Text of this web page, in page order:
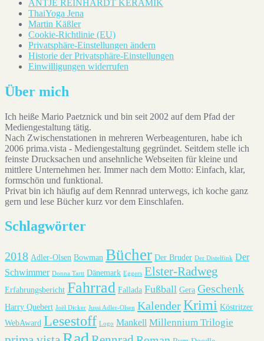
ANTJE REINHARDT KERAMIK
ThaiYoga Jena
Martin Käßler
Cookie-Richtlinie (EU)
Privatsphäre-Einstellungen ändern
Historie der Privatsphäre-Einstellungen
Einwilligungen widerrufen
Über mich
Ich heiße Mario Paetznick und bin seit 2002 auf dem Pfad der
Mediengestaltung tätig.
Nach Zwischenstationen in mehreren Werbeagenturen, habe ich
2006 prima.vista - Mediengestaltung gegründet. Seitdem stelle ich
feinste Drucksachen und ansehnliche Webseiten für kleine und
mittlere Unternehmen her. Immer nach dem Motto: Einfach, klar,
formschön und funktional.
Privat bin ich häufig auf dem Rennrad unterwegs, ich koche ganz
gern und lese Bücher kurz vor dem Einschlafen.
Schlagwörter
2018 Adler-Olsen Bowman Bücher Der Bruder Der Distelfink Der
Schwimmer Donna Tartt Dänemark Eggers Elster-Radweg
Erfahrungsbericht Fahrrad Fallada Fußball Gera Geschenk
Harry Quebert Joël Dicker Jussi Adler-Olsen KalenderKrimi Köstritzer
WebAward Lesestoff Logo Mankell Millennium Trilogie